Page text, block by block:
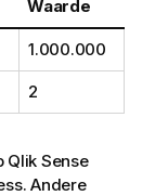
Waarde
1.000.000
2
Qlik Sense
. Andere